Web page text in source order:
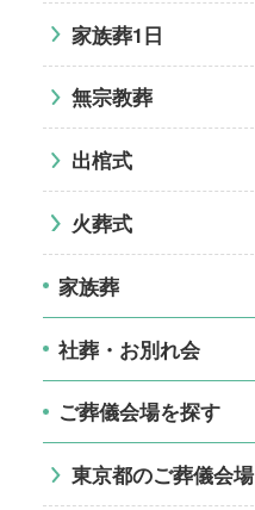
家族葬1日
無宗教葬
出棺式
火葬式
家族葬
社葬・お別れ会
ご葬儀会場を探す
東京都のご葬儀会場